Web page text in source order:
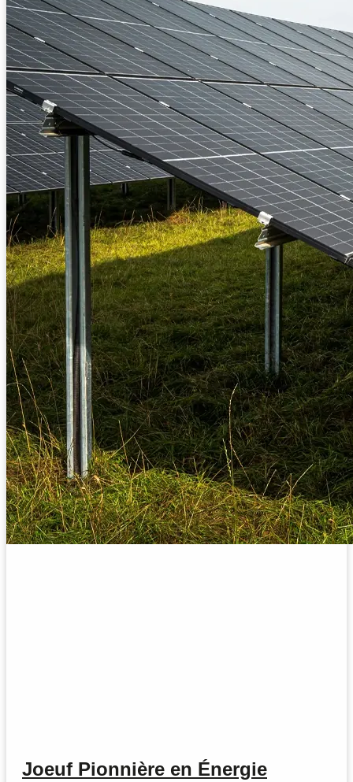
Joeuf Pionnière en Énergie